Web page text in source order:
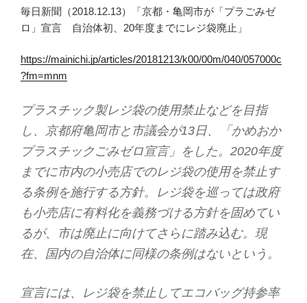
毎日新聞（2018.12.13）「京都・亀岡市が「プラごみゼ
ロ」宣言 自治体初、20年度までにレジ袋廃止」
https://mainichi.jp/articles/20181213/k00/00m/040/057000c
?fm=mnm
プラスチック製レジ袋の使用禁止などを目指
し、京都府亀岡市と市議会が13日、「かめおか
プラスチックごみゼロ宣言」をした。2020年度
までに市内の小売店でのレジ袋の使用を禁止す
る条例を施行する方針。レジ袋を巡っては政府
も小売店に有料化を義務づける方針を固めてい
るが、市は廃止に向けてさらに踏み込む。現
在、国内の自治体に同様の条例はないという。
宣言には、レジ袋を禁止してエコバッグ持参率